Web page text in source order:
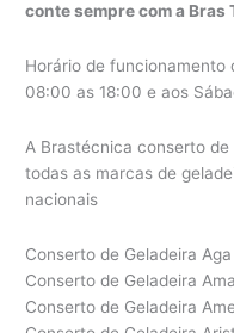
conte sempre com a Bras
Horário de funcionamento
08:00 as 18:00 e aos
A Brastécnica conserto
todas as marcas de
nacionais
Conserto de Geladeira
Conserto de Geladeira
Conserto de Geladeira